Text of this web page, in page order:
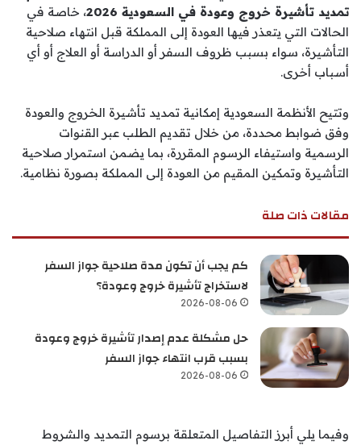
تمديد تأشيرة خروج وعودة في السعودية 2026
، خاصة في
الحالات التي يتعذر فيها العودة إلى المملكة قبل انتهاء صلاحية
التأشيرة، سواء بسبب ظروف السفر أو الدراسة أو العلاج أو أي
أسباب أخرى.
وتتيح الأنظمة السعودية إمكانية تمديد تأشيرة الخروج والعودة
وفق ضوابط محددة، من خلال تقديم الطلب عبر القنوات
الرسمية واستيفاء الرسوم المقررة، بما يضمن استمرار صلاحية
التأشيرة وتمكين المقيم من العودة إلى المملكة بصورة نظامية.
مقالات ذات صلة
كم يجب أن تكون مدة صلاحية جواز السفر
لاستخراج تأشيرة خروج وعودة؟
2026-08-06
حل مشكلة عدم إصدار تأشيرة خروج وعودة
بسبب قرب انتهاء جواز السفر
2026-08-06
وفيما يلي أبرز التفاصيل المتعلقة برسوم التمديد والشروط